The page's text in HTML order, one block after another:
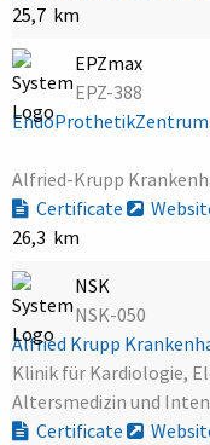
25,7 km
EPZmax
EPZ-388
EndoProthetikZentrum
Alfried-Krupp
Certificate
26,3 km
NSK
NSK-050
Alfried Krupp
Klinik für Kardiologie,
Altersmedizin und
Certificate